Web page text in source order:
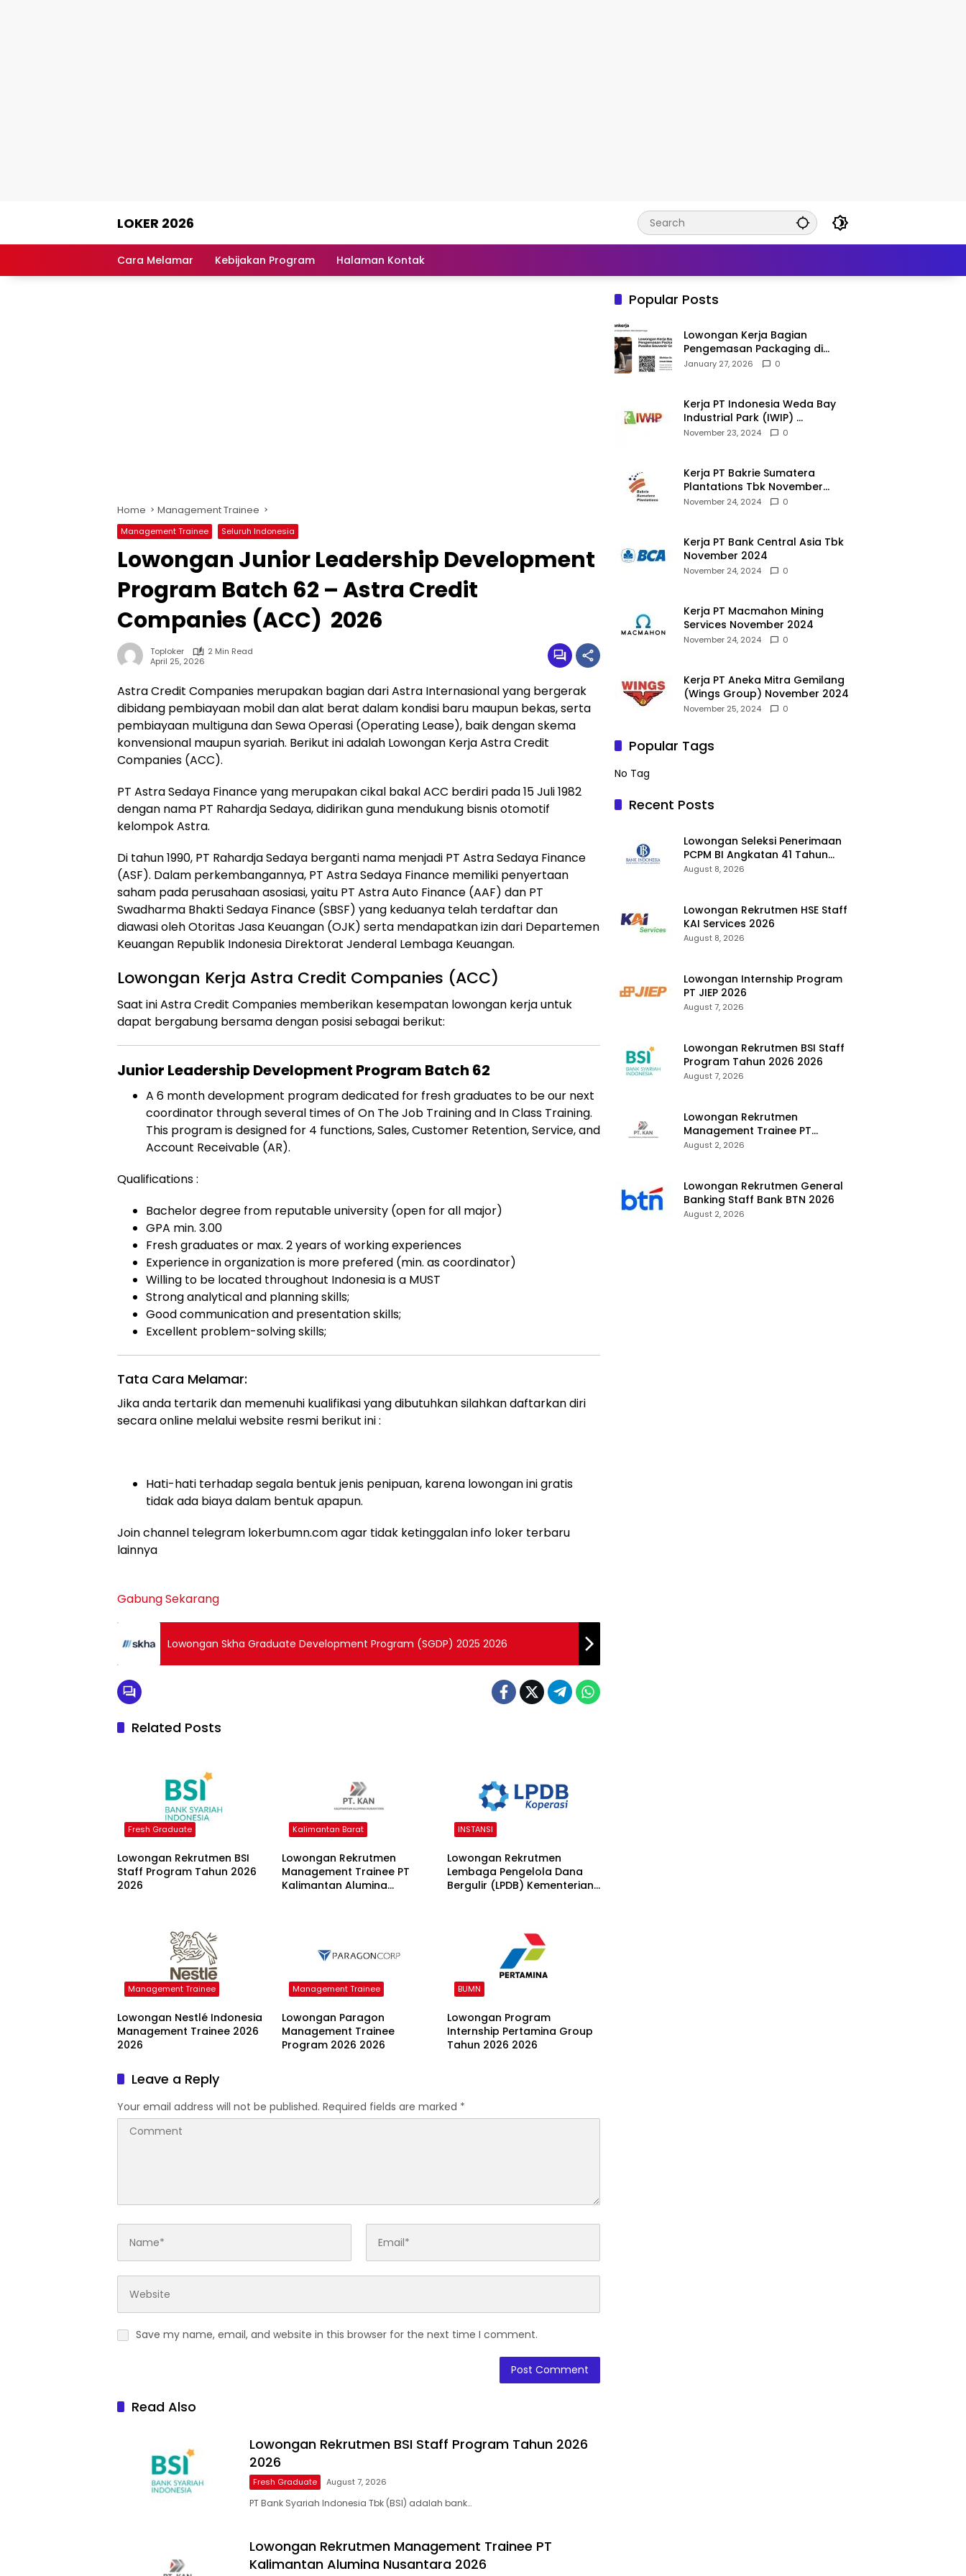
LOKER 2026
Lowongan
Cara Melamar Kebijakan Program Halaman Kontak
Home Management Trainee
Management Trainee Seluruh Indonesia
Lowongan Junior Leadership Development
Program Batch 62 – Astra Credit
Companies (ACC) 2026
Toploker
2 Min Read
April 25, 2026
Astra Credit Companies merupakan bagian dari Astra Internasional yang bergerak
dibidang pembiayaan mobil dan alat berat dalam kondisi baru maupun bekas, serta
pembiayaan multiguna dan Sewa Operasi (Operating Lease), baik dengan skema
konvensional maupun syariah. Berikut ini adalah Lowongan Kerja Astra Credit
Companies (ACC).
PT Astra Sedaya Finance yang merupakan cikal bakal ACC berdiri pada 15 Juli 1982
dengan nama PT Rahardja Sedaya, didirikan guna mendukung bisnis otomotif
kelompok Astra.
Di tahun 1990, PT Rahardja Sedaya berganti nama menjadi PT Astra Sedaya Finance
(ASF). Dalam perkembangannya, PT Astra Sedaya Finance memiliki penyertaan
saham pada perusahaan asosiasi, yaitu PT Astra Auto Finance (AAF) dan PT
Swadharma Bhakti Sedaya Finance (SBSF) yang keduanya telah terdaftar dan
diawasi oleh Otoritas Jasa Keuangan (OJK) serta mendapatkan izin dari Departemen
Keuangan Republik Indonesia Direktorat Jenderal Lembaga Keuangan.
Lowongan Kerja Astra Credit Companies (ACC)
Saat ini Astra Credit Companies memberikan kesempatan lowongan kerja untuk
dapat bergabung bersama dengan posisi sebagai berikut:
Junior Leadership Development Program Batch 62
A 6 month development program dedicated for fresh graduates to be our next
coordinator through several times of On The Job Training and In Class Training.
This program is designed for 4 functions, Sales, Customer Retention, Service, and
Account Receivable (AR).
Qualifications :
Bachelor degree from reputable university (open for all major)
GPA min. 3.00
Fresh graduates or max. 2 years of working experiences
Experience in organization is more prefered (min. as coordinator)
Willing to be located throughout Indonesia is a MUST
Strong analytical and planning skills;
Good communication and presentation skills;
Excellent problem-solving skills;
Tata Cara Melamar:
Jika anda tertarik dan memenuhi kualifikasi yang dibutuhkan silahkan daftarkan diri
secara online melalui website resmi berikut ini :
Hati-hati terhadap segala bentuk jenis penipuan, karena lowongan ini gratis
tidak ada biaya dalam bentuk apapun.
Join channel telegram lokerbumn.com agar tidak ketinggalan info loker terbaru
lainnya
Gabung Sekarang
Lowongan Skha Graduate Development Program (SGDP) 2025 2026
Related Posts
Fresh Graduate
Lowongan Rekrutmen BSI
Staff Program Tahun 2026
2026
Kalimantan Barat
Lowongan Rekrutmen
Management Trainee PT
Kalimantan Alumina
INSTANSI
Lowongan Rekrutmen
Lembaga Pengelola Dana
Bergulir (LPDB) Kementerian
Management Trainee
Lowongan Nestlé Indonesia
Management Trainee 2026
2026
Management Trainee
Lowongan Paragon
Management Trainee
Program 2026 2026
BUMN
Lowongan Program
Internship Pertamina Group
Tahun 2026 2026
Leave a Reply
Your email address will not be published. Required fields are marked *
Save my name, email, and website in this browser for the next time I comment.
Read Also
Lowongan Rekrutmen BSI Staff Program Tahun 2026
2026
Fresh Graduate August 7, 2026
PT Bank Syariah Indonesia Tbk (BSI) adalah bank…
Lowongan Rekrutmen Management Trainee PT
Kalimantan Alumina Nusantara 2026
Popular Posts
Lowongan Kerja Bagian
Pengemasan Packaging di
Pusaka Souvenir Gallery
January 27, 2026 0
Kerja PT Indonesia Weda Bay
Industrial Park (IWIP)
November 2024
November 23, 2024 0
Kerja PT Bakrie Sumatera
Plantations Tbk November
2024
November 24, 2024 0
Kerja PT Bank Central Asia Tbk
November 2024
November 24, 2024 0
Kerja PT Macmahon Mining
Services November 2024
November 24, 2024 0
Kerja PT Aneka Mitra Gemilang
(Wings Group) November 2024
November 25, 2024 0
Popular Tags
No Tag
Recent Posts
Lowongan Seleksi Penerimaan
PCPM BI Angkatan 41 Tahun
2026 2026
August 8, 2026
Lowongan Rekrutmen HSE Staff
KAI Services 2026
August 8, 2026
Lowongan Internship Program
PT JIEP 2026
August 7, 2026
Lowongan Rekrutmen BSI Staff
Program Tahun 2026 2026
August 7, 2026
Lowongan Rekrutmen
Management Trainee PT
Kalimantan Alumina Nusantara
August 2, 2026
Lowongan Rekrutmen General
Banking Staff Bank BTN 2026
August 2, 2026